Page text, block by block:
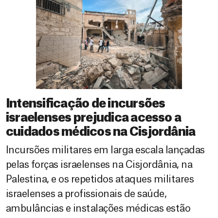
Intensificação de incursões
israelenses prejudica acesso a
cuidados médicos na Cisjordânia
Incursões militares em larga escala lançadas
pelas forças israelenses na Cisjordânia, na
Palestina, e os repetidos ataques militares
israelenses a profissionais de saúde,
ambulâncias e instalações médicas estão